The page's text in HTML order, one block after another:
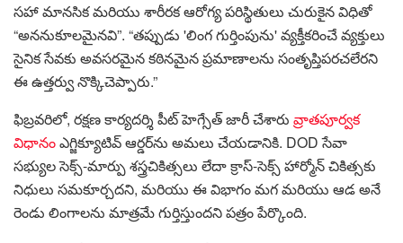
సహా మానసిక మరియు శారీరక ఆరోగ్య పరిస్థితులు చురుకైన విధితో
“అననుకూలమైనవి”. “తప్పుడు 'లింగ గుర్తింపును' వ్యక్తీకరించే వ్యక్తులు
సైనిక సేవకు అవసరమైన కఠినమైన ప్రమాణాలను సంతృప్తిపరచలేరని
ఈ ఉత్తర్వు నొక్కిచెప్పారు.”
ఫిబ్రవరిలో, రక్షణ కార్యదర్శి పీట్ హెగ్సేత్ జారీ చేశారు వ్రాతపూర్వక
విధానంఎగ్జిక్యూటివ్ ఆర్డర్‌ను అమలు చేయడానికి. DOD సేవా
సభ్యుల సెక్స్-మార్పు శస్త్రచికిత్సలు లేదా క్రాస్-సెక్స్ హార్మోన్ చికిత్సకు
నిధులు సమకూర్చదని, మరియు ఈ విభాగం మగ మరియు ఆడ అనే
రెండు లింగాలను మాత్రమే గుర్తిస్తుందని పత్రం పేర్కొంది.